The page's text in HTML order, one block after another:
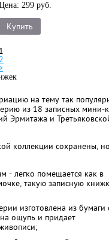
299 руб.
Купить
1
2
на тему так
из 18 записных мини-
Эрмитажа и
коллекции сохранены,
- легко помещается как в
такую записную
изготовлена из бумаги
ощупь и придает